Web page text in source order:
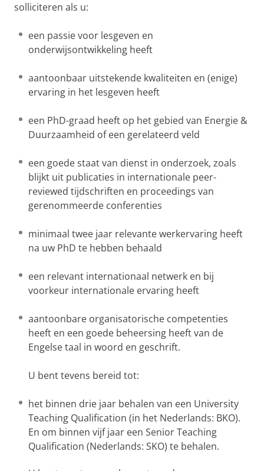
solliciteren als u:
een passie voor lesgeven en
onderwijsontwikkeling heeft
aantoonbaar uitstekende kwaliteiten en (enige)
ervaring in het lesgeven heeft
een PhD-graad heeft op het gebied van Energie &
Duurzaamheid of een gerelateerd veld
een goede staat van dienst in onderzoek, zoals
blijkt uit publicaties in internationale peer-
reviewed tijdschriften en proceedings van
gerenommeerde conferenties
minimaal twee jaar relevante werkervaring heeft
na uw PhD te hebben behaald
een relevant internationaal netwerk en bij
voorkeur internationale ervaring heeft
aantoonbare organisatorische competenties
heeft en een goede beheersing heeft van de
Engelse taal in woord en geschrift.
U bent tevens bereid tot:
het binnen drie jaar behalen van een University
Teaching Qualification (in het Nederlands: BKO).
En om binnen vijf jaar een Senior Teaching
Qualification (Nederlands: SKO) te behalen.